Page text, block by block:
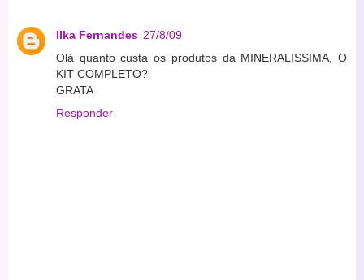
Ilka Fernandes 27/8/09
Olá quanto custa os produtos da MINERALISSIMA, O
KIT COMPLETO?
GRATA
Responder